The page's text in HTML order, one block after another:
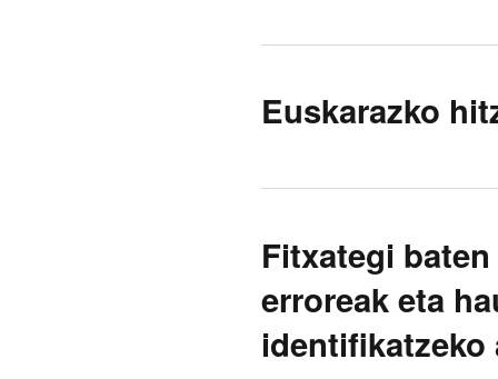
Euskarazko
Fitxategi
erroreak eta
identifikatzeko